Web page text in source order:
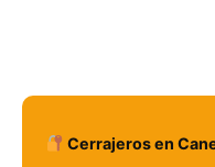
Cerrajeros en